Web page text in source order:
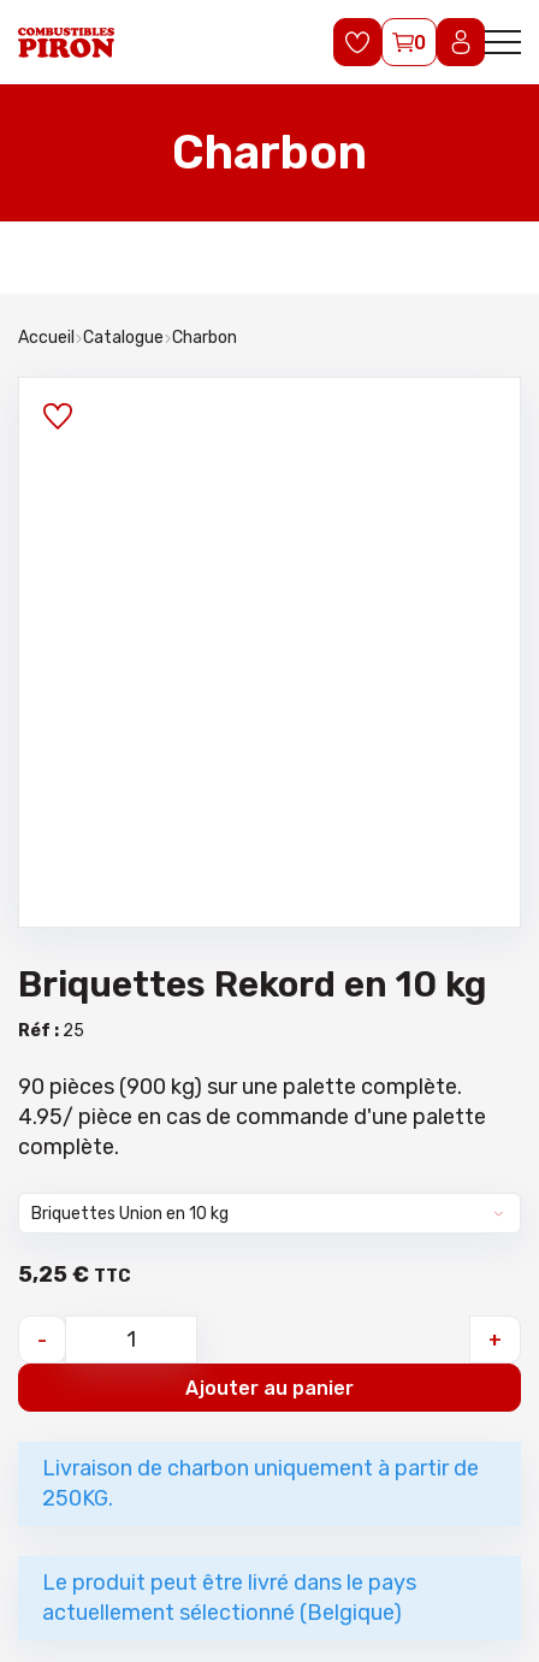
0
Charbon
Accueil Catalogue Charbon
Briquettes Rekord en 10 kg
Réf : 25
90 pièces (900 kg) sur une palette complète.
4.95/ pièce en cas de commande d'une palette
complète.
5,25€ TTC
- +
Ajouter au panier
Livraison de charbon uniquement à partir de
250KG.
Le produit peut être livré dans le pays
actuellement sélectionné (Belgique)